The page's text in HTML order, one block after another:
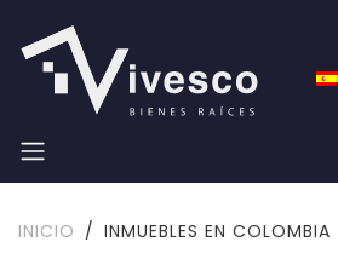
INICIO INMUEBLES EN COLOMBIA